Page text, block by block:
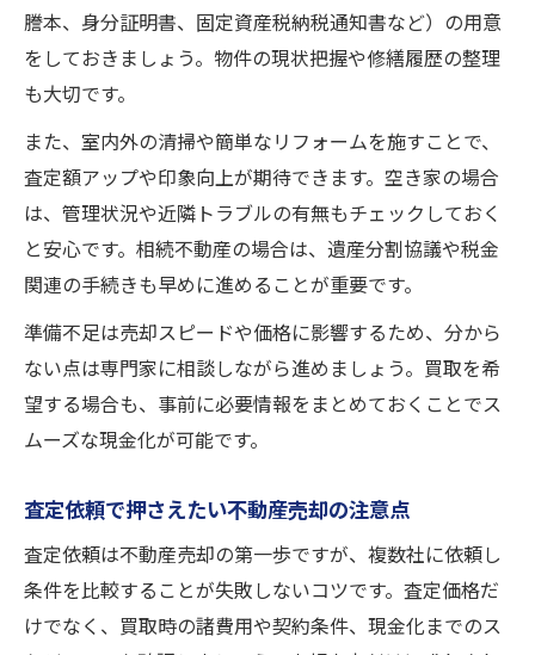
謄本、身分証明書、固定資産税納税通知書など）の用意
をしておきましょう。物件の現状把握や修繕履歴の整理
も大切です。
また、室内外の清掃や簡単なリフォームを施すことで、
査定額アップや印象向上が期待できます。空き家の場合
は、管理状況や近隣トラブルの有無もチェックしておく
と安心です。相続不動産の場合は、遺産分割協議や税金
関連の手続きも早めに進めることが重要です。
準備不足は売却スピードや価格に影響するため、分から
ない点は専門家に相談しながら進めましょう。買取を希
望する場合も、事前に必要情報をまとめておくことでス
ムーズな現金化が可能です。
査定依頼で押さえたい不動産売却の注意点
査定依頼は不動産売却の第一歩ですが、複数社に依頼し
条件を比較することが失敗しないコツです。査定価格だ
けでなく、買取時の諸費用や契約条件、現金化までのス